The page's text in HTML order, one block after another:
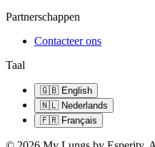
Partnerschappen
Contacteer ons
Taal
🇬🇧 English
🇳🇱 Nederlands
🇫🇷 Français